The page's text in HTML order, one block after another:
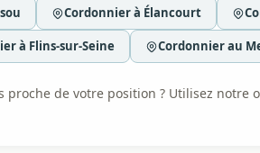
Cordonnier à Élancourt
à Flins-sur-Seine Cordonnier au
proche de votre position ? Utilisez notre